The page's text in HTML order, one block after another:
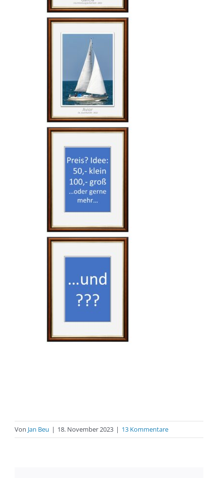
Von Jan Beu | 18. November 2023 | 13 Kommentare